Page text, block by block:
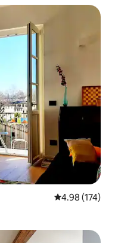
औसत रेटिंग 5 में से
4.98 (174)